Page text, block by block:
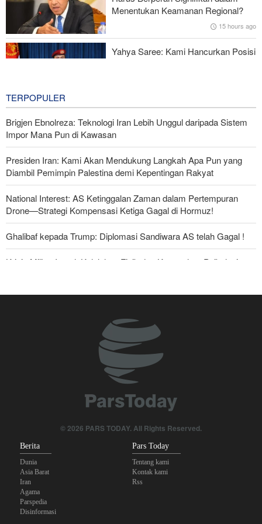
Dipecat
Menentukan Keamanan Regional?
15 hours ago
Yahya Saree: Kami Hancurkan Posisi
TERPOPULER
Brigjen Ebnolreza: Teknologi Iran Lebih Unggul daripada Sistem
Impor Mana Pun di Kawasan
Presiden Iran: Kami Akan Mendukung Langkah Apa Pun yang
Diambil Pemimpin Palestina demi Kepentingan Rakyat
National Interest: AS Ketinggalan Zaman dalam Pertempuran
Drone—Strategi Kompensasi Ketiga Gagal di Hormuz!
Ghalibaf kepada Trump: Diplomasi Sandiwara AS telah Gagal !
Krisis Militer Israel; Kelelahan Fisik dan Keruntuhan Psikologis
Foreign Policy: Riyadh Terjepit di Antara Iran dan Ansarullah,
Yahya Saree: Kami Hancurkan Posisi Pasukan Bayaran Saudi
dengan Rudal Balistik dan Drone
Brigjen Akrami Nia: Artesh dalam Kondisi Siaga Penuh
Anggota Kongres AS Khawatirkan Dampak Menipisnya Rudal
Amerika Hadapi Iran
© 2026 PARS TODAY. All Rights Reserved.
Berita
Dunia
Asia Barat
Iran
Agama
Parspedia
Disinformasi
Pars Today
Tentang kami
Kontak kami
Rss